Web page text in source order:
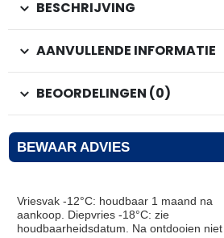
BESCHRIJVING
AANVULLENDE INFORMATIE
BEOORDELINGEN (0)
BEWAAR ADVIES
Vriesvak -12°C: houdbaar 1 maand na
aankoop. Diepvries -18°C: zie
houdbaarheidsdatum. Na ontdooien niet